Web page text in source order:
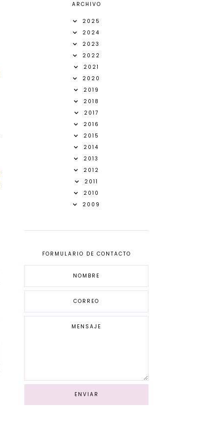
ARCHIVO
2025
2024
2023
2022
2021
2020
2019
2018
2017
2016
2015
2014
2013
2012
2011
2010
2009
FORMULARIO DE CONTACTO